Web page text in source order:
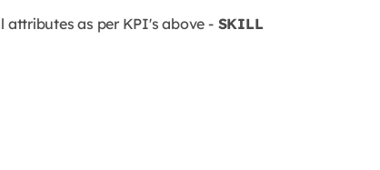
as per KPI's above -SKILL